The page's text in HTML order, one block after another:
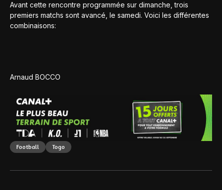
Avant cette rencontre programmée sur dimanche, trois
premiers matchs sont avancé, le samedi. Voici les différentes
combinaisons:
Arnaud BOCCO
Football Togo